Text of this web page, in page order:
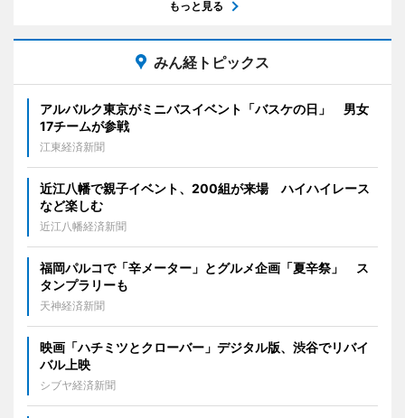
もっと見る
みん経トピックス
アルバルク東京がミニバスイベント「バスケの日」 男女
17チームが参戦
江東経済新聞
近江八幡で親子イベント、200組が来場 ハイハイレース
など楽しむ
近江八幡経済新聞
福岡パルコで「辛メーター」とグルメ企画「夏辛祭」 ス
タンプラリーも
天神経済新聞
映画「ハチミツとクローバー」デジタル版、渋谷でリバイ
バル上映
シブヤ経済新聞